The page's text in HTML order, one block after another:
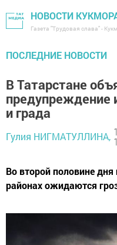
НОВОСТИ
Газета "Трудовая слава" -
ПОСЛЕДНИЕ НОВОСТИ
В Татарстане
предупреждение
и града
Гулия НИГМАТУЛЛИНА,
Во второй половине
районах ожидаются